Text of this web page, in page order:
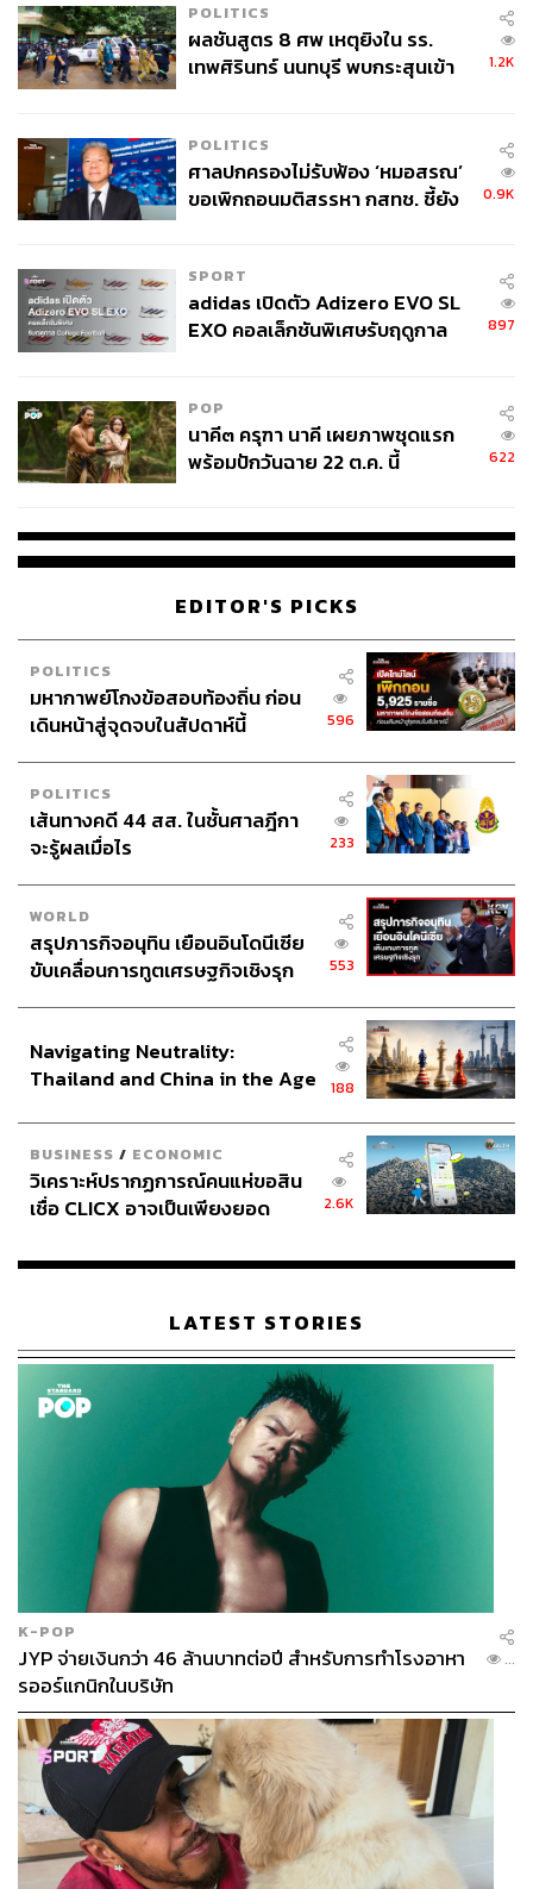
POLITICS
ผลชันสูตร 8 ศพ เหตุยิงใน รร.
เทพศิรินทร์ นนทบุรี พบกระสุนเข้า
1.2K
POLITICS
ศาลปกครองไม่รับฟ้อง ‘หมอสรณ’
ขอเพิกถอนมติสรรหา กสทช. ชี้ยัง
0.9K
SPORT
adidas เปิดตัว Adizero EVO SL
EXO คอลเล็กชันพิเศษรับฤดูกาล
897
POP
นาคี๓ ครุฑา นาคี เผยภาพชุดแรก
พร้อมปักวันฉาย 22 ต.ค. นี้
622
EDITOR'S PICKS
POLITICS
มหากาพย์โกงข้อสอบท้องถิ่น ก่อน
เดินหน้าสู่จุดจบในสัปดาห์นี้
596
POLITICS
เส้นทางคดี 44 สส. ในชั้นศาลฎีกา
จะรู้ผลเมื่อไร
233
WORLD
สรุปภารกิจอนุทิน เยือนอินโดนีเซีย
ขับเคลื่อนการทูตเศรษฐกิจเชิงรุก
553
Navigating Neutrality:
Thailand and China in the Age
188
BUSINESS / ECONOMIC
วิเคราะห์ปรากฏการณ์คนแห่ขอสิน
เชื่อ CLICX อาจเป็นเพียงยอด
เรือนไทยที่ถูกซุกไว้
2.6K
LATEST STORIES
K-POP
JYP จ่ายเงินกว่า 46 ล้านบาทต่อปี สำหรับการทำโรงอาหา
รออร์แกนิกในบริษัท
...